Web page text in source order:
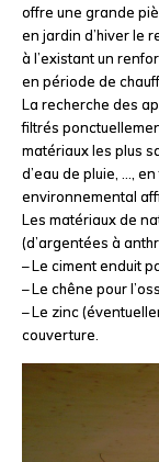
offre une grande
en jardin d’hiver le
à l’existant un
en période de
La recherche des
filtrés
matériaux les plus
d’eau de pluie, …,
environnemental
Les matériaux de
(d’argentées à
– Le ciment enduit
– Le chêne pour
– Le zinc
couverture.